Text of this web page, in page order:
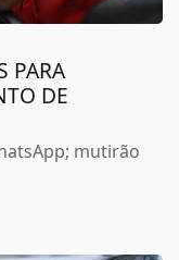
PARA
DE
mutirão